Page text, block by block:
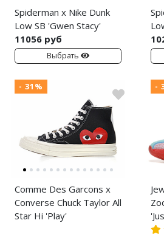
Spiderman x Nike Dunk
Low SB 'Gwen Stacy'
11056 руб
Выбрать
- 31%
Comme Des Garcons x
Converse Chuck Taylor All
Star Hi 'Play'
-